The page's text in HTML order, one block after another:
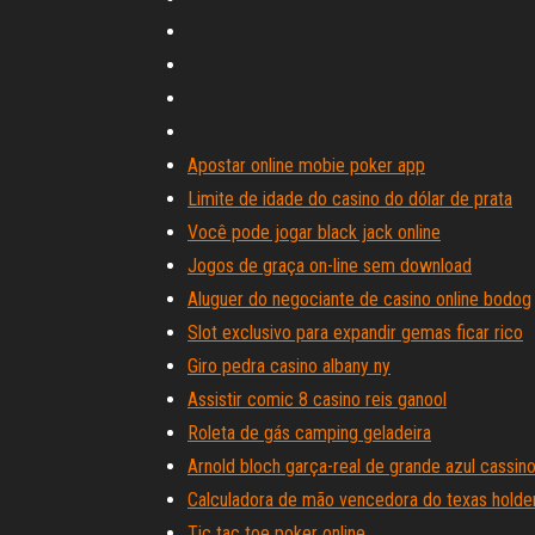
Apostar online mobie poker app
Limite de idade do casino do dólar de prata
Você pode jogar black jack online
Jogos de graça on-line sem download
Aluguer do negociante de casino online bodog
Slot exclusivo para expandir gemas ficar rico
Giro pedra casino albany ny
Assistir comic 8 casino reis ganool
Roleta de gás camping geladeira
Arnold bloch garça-real de grande azul cassino
Calculadora de mão vencedora do texas